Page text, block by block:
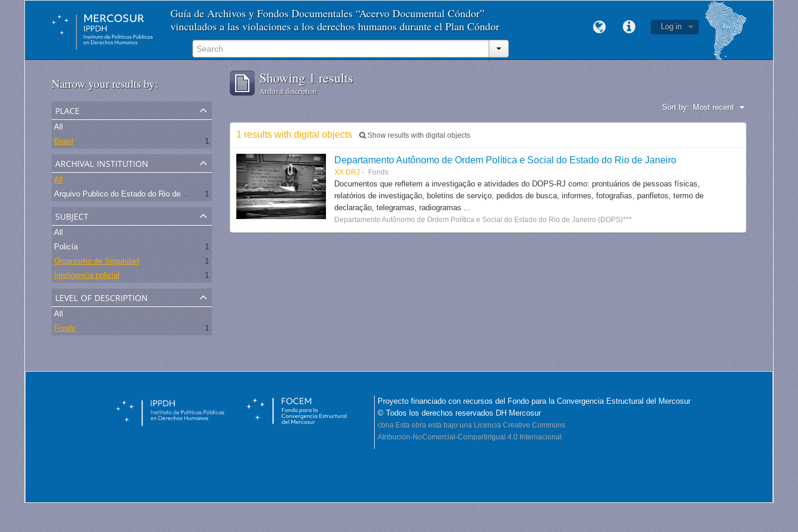
Guía de Archivos y Fondos Documentales “Acervo Documental Cóndor”
vinculados a las violaciones a los derechos humanos durante el Plan Cóndor
Log in
Narrow your results by:
place
All
Brasil
1
archival institution
All
Arquivo Publico do Estado do Rio de Janeiro -
1
subject
All
Policía
1
Organismo de Seguridad
1
Inteligencia policial
1
level of description
All
Fonds
1
Showing 1 results
Archival description
Sort by: Most recent
1 results with digital objects Show results with digital objects
Departamento Autônomo de Ordem Política e Social do Estado do Rio de Janeiro
XX DRJ Fonds
Documentos que refletem a investigação e atividades do DOPS-RJ como: prontuários de pessoas físicas,
relatórios de investigação, boletins de serviço, pedidos de busca, informes, fotografias, panfletos, termo de
declaração, telegramas, radiogramas ...
Departamento Autônomo de Ordem Política e Social do Estado do Rio de Janeiro (DOPS)***
Proyecto financiado con recursos del Fondo para la Convergencia Estructural del Mercosur
© Todos los derechos reservados DH Mercosur
cbna Esta obra está bajo una Licencia Creative Commons
Atribución-NoComercial-CompartirIgual 4.0 Internacional.